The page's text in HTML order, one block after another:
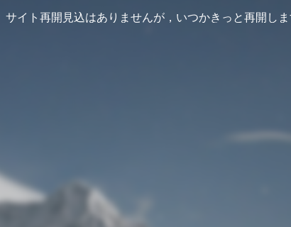
サイト再開見込はありませんが，いつかきっと再開しま